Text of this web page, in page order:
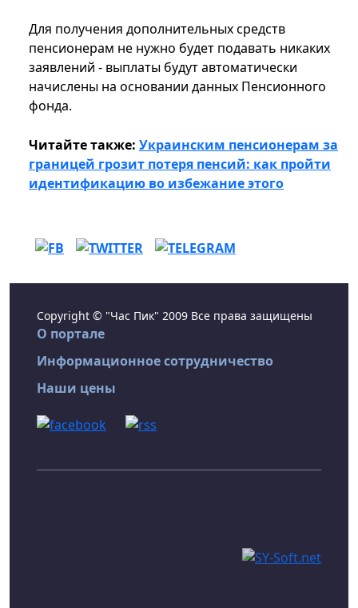
Для получения дополнительных средств
пенсионерам не нужно будет подавать никаких
заявлений - выплаты будут автоматически
начислены на основании данных Пенсионного
фонда.
Читайте также: Украинским пенсионерам за
границей грозит потеря пенсий: как пройти
идентификацию во избежание этого
Copyright © "Час Пик" 2009 Все права защищены
О портале
Информационное сотрудничество
Наши цены